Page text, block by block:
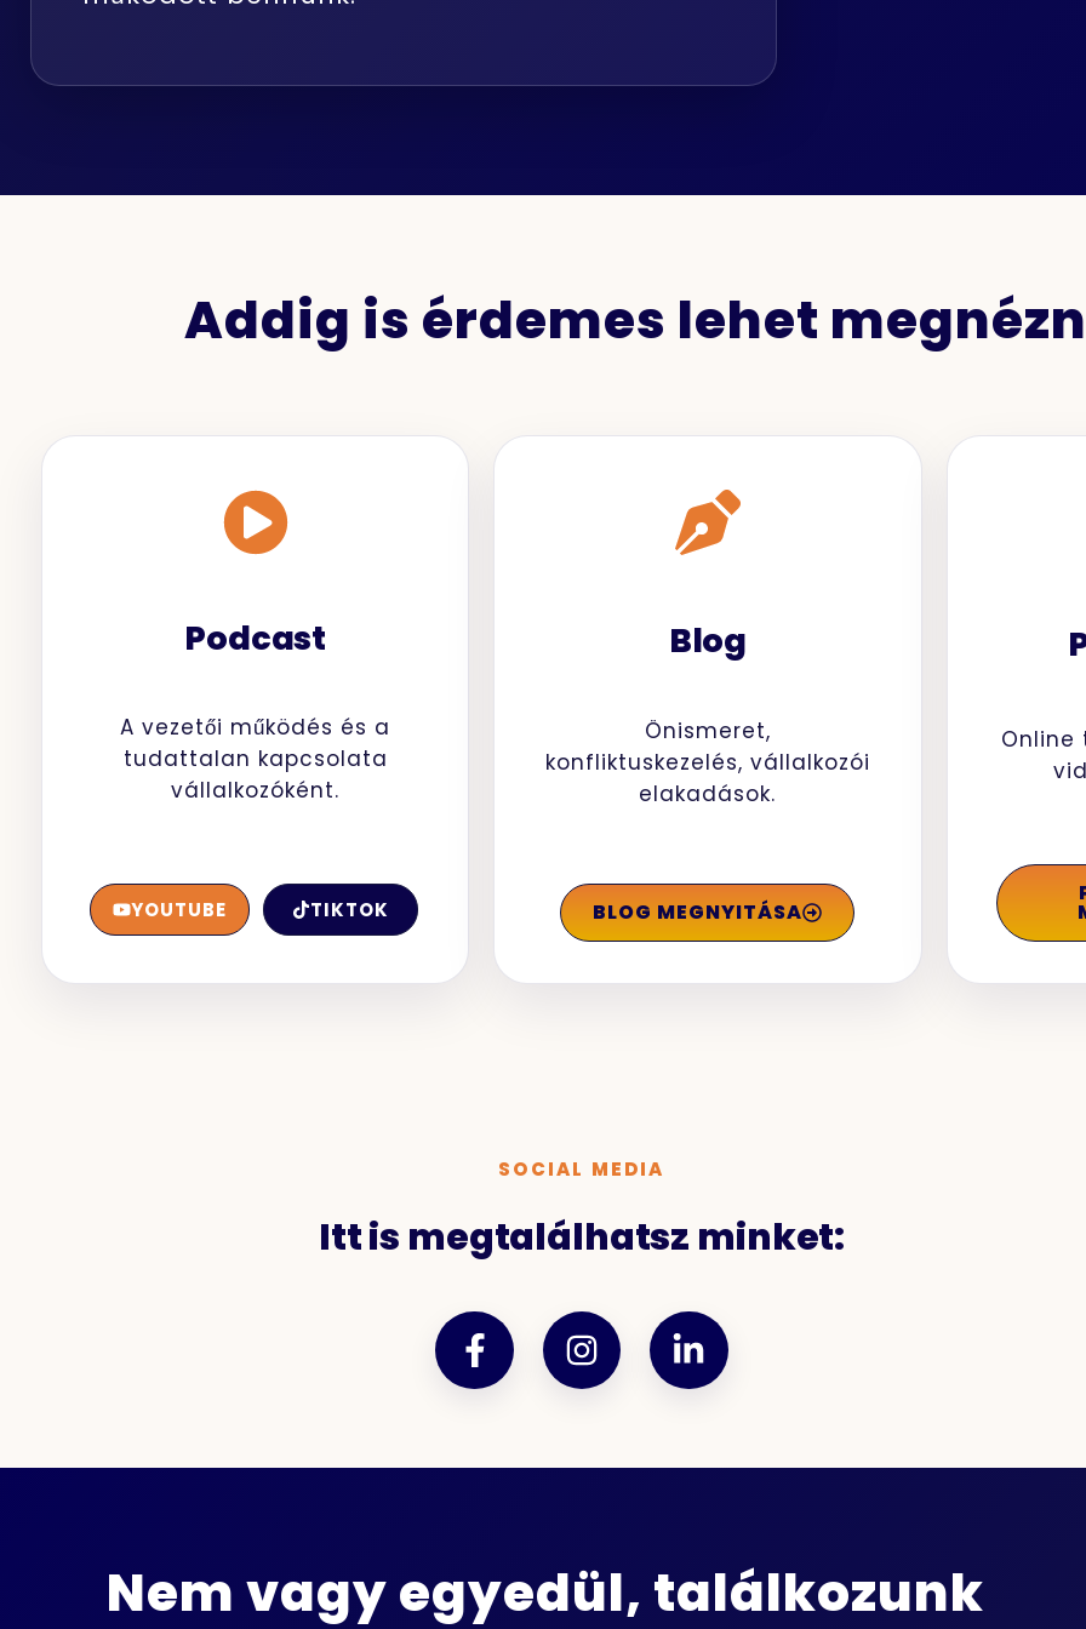
Addig is érdemes lehet
Podcast
A vezetői működés és a
tudattalan kapcsolata
vállalkozóként.
YOUTUBE TIKTOK
Blog
Önismeret,
konfliktuskezelés, vállalkozói
elakadások.
BLOG MEGNYITÁSA
Online
SOCIAL MEDIA
Itt is megtalálhatsz minket:
Nem vagy egyedül, találkozunk